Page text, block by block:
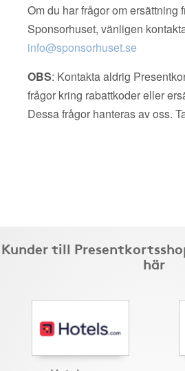
Om du har frågor om ersättning
Sponsorhuset, vänligen
info@sponsorhuset.se
OBS: Kontakta aldrig
frågor kring rabattkoder eller
Dessa frågor hanteras av oss.
Kunder till
här